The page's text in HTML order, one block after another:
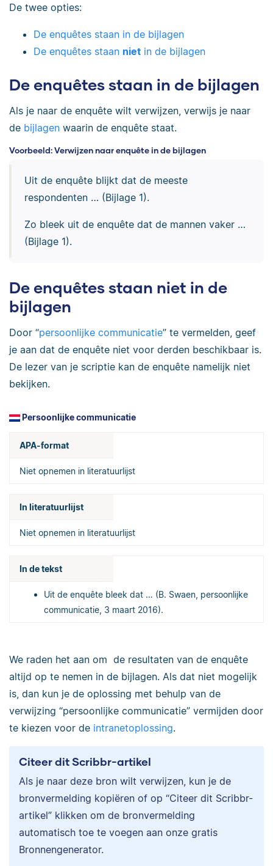
De twee opties:
De enquêtes staan in de bijlagen
De enquêtes staan niet in de bijlagen
De enquêtes staan in de bijlagen
Als je naar de enquête wilt verwijzen, verwijs je naar
de bijlagen waarin de enquête staat.
Voorbeeld: Verwijzen naar enquête in de bijlagen
Uit de enquête blijkt dat de meeste
respondenten … (Bijlage 1).
Zo bleek uit de enquête dat de mannen vaker …
(Bijlage 1).
De enquêtes staan niet in de
bijlagen
Door “persoonlijke communicatie” te vermelden, geef
je aan dat de enquête niet voor derden beschikbaar is.
De lezer van je scriptie kan de enquête namelijk niet
bekijken.
Persoonlijke communicatie
APA-format
Niet opnemen in literatuurlijst
In literatuurlijst
Niet opnemen in literatuurlijst
In de tekst
Uit de enquête bleek dat … (B. Swaen, persoonlijke
communicatie, 3 maart 2016).
We raden het aan om de resultaten van de enquête
altijd op te nemen in de bijlagen. Als dat niet mogelijk
is, dan kun je de oplossing met behulp van de
verwijzing “persoonlijke communicatie” vermijden door
te kiezen voor de intranetoplossing.
Citeer dit Scribbr-artikel
Als je naar deze bron wilt verwijzen, kun je de
bronvermelding kopiëren of op “Citeer dit Scribbr-
artikel” klikken om de bronvermelding
automatisch toe te voegen aan onze gratis
Bronnengenerator.